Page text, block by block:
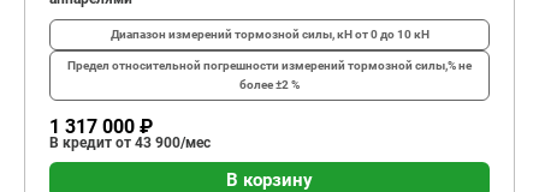
Диапазон измерений тормозной силы, кНот 0 до 10 кН
Предел относительной погрешности измерений тормозной силы,%не
более ±2 %
1 317 000 ₽
В кредит от 43 900/мес
В корзину